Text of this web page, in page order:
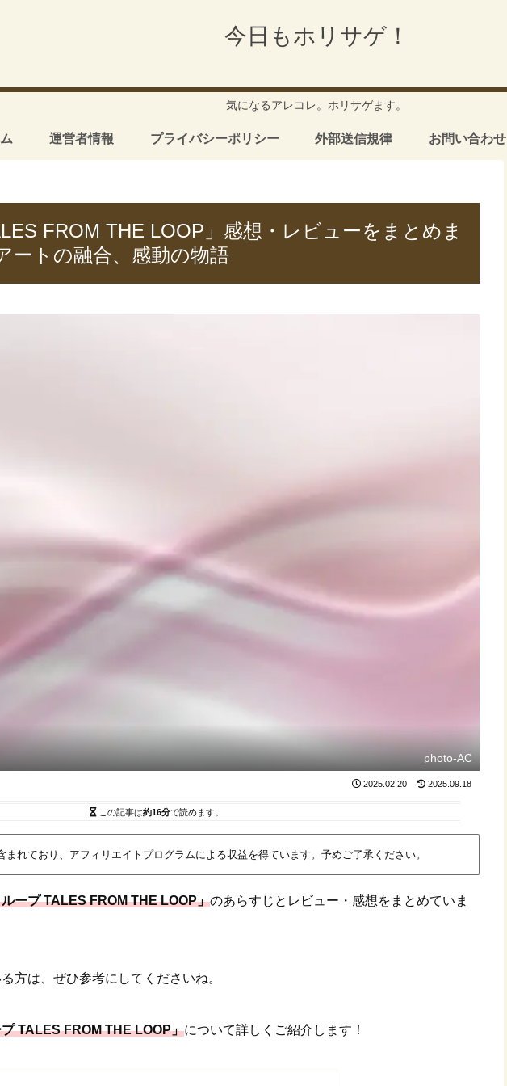
今日もホリサゲ！
気になるアレコレ。ホリサゲます。
運営者情報 プライバシーポリシー 外部送信規律 お問い合わせ
FROM THE LOOP」感想・レビューをまとめま
ートの融合、感動の物語
photo-AC
2025.02.20 2025.09.18
この記事は約16分で読めます。
まれており、アフィリエイトプログラムによる収益を得ています。予めご了承ください。
ープ TALES FROM THE LOOP」のあらすじとレビュー・感想をまとめていま
方は、ぜひ参考にしてくださいね。
TALES FROM THE LOOP」について詳しくご紹介します！